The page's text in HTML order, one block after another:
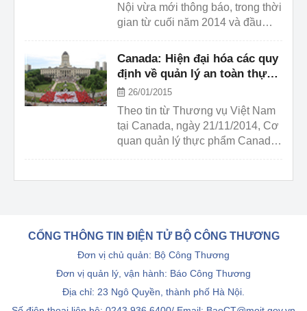
Nội vừa mới thông báo, trong thời
gian từ cuối năm 2014 và đầu
khẩu của nước này ghi nhận số
lượng nông thủy sản nhập khẩu
có xuất xứ Việt Nam bị từ chối
nhập khẩu do vi phạm các quy
định vệ sinh, an toàn thực phẩm,
quy định về nhãn mác ngày càng
tăng, cụ thể như:
Canada: Hiện đại hóa các quy
định về quản lý an toàn thực
phẩm của CFIA
26/01/2015
Theo tin từ Thương vụ Việt Nam
tại Canada, ngày 21/11/2014, Cơ
quan quản lý thực phẩm Canada
Modernization) của Canada dành
đây là các nội dung chính:
CỔNG THÔNG TIN ĐIỆN TỬ BỘ CÔNG THƯƠNG
Đơn vị chủ quản: Bộ Công Thương
Đơn vị quản lý, vận hành: Báo Công Thương
Địa chỉ: 23 Ngô Quyền, thành phố Hà Nội.